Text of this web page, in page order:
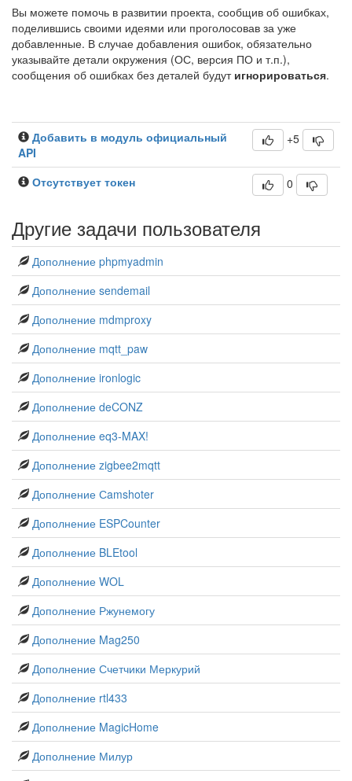
Вы можете помочь в развитии проекта, сообщив об ошибках,
поделившись своими идеями или проголосовав за уже
добавленные. В случае добавления ошибок, обязательно
указывайте детали окружения (ОС, версия ПО и т.п.),
сообщения об ошибках без деталей будут игнорироваться.
Добавить в модуль официальный
API
+5
Отсутствует токен 0
Другие задачи пользователя
Дополнение phpmyadmin
Дополнение sendemail
Дополнение mdmproxy
Дополнение mqtt_paw
Дополнение ironlogic
Дополнение deCONZ
Дополнение eq3-MAX!
Дополнение zigbee2mqtt
Дополнение Сamshoter
Дополнение ESPCounter
Дополнение BLEtool
Дополнение WOL
Дополнение Ржунемогу
Дополнение Mag250
Дополнение Счетчики Меркурий
Дополнение rtl433
Дополнение MagicHome
Дополнение Милур